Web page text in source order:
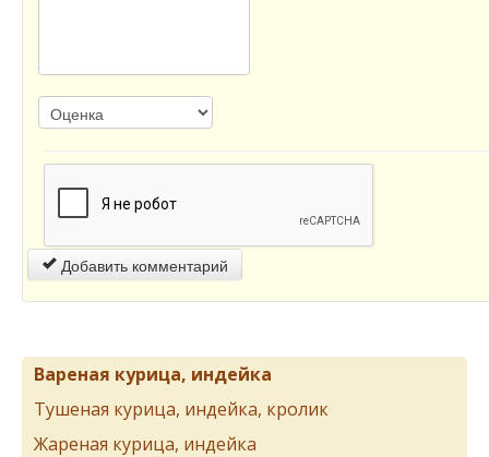
Добавить комментарий
Вареная курица, индейка
Тушеная курица, индейка, кролик
Жареная курица, индейка